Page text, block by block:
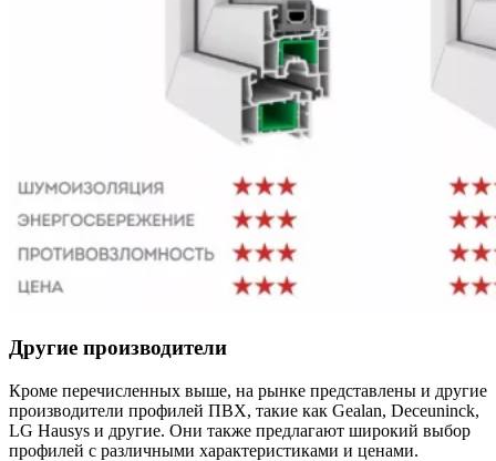
Другие производители
Кроме перечисленных выше, на рынке представлены и другие
производители профилей ПВХ, такие как Gealan, Deceuninck,
LG Hausys и другие. Они также предлагают широкий выбор
профилей с различными характеристиками и ценами.